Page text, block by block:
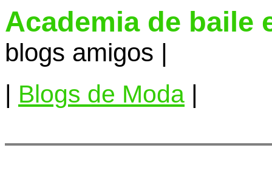
Academia de baile
blogs amigos |
Blogs de Moda